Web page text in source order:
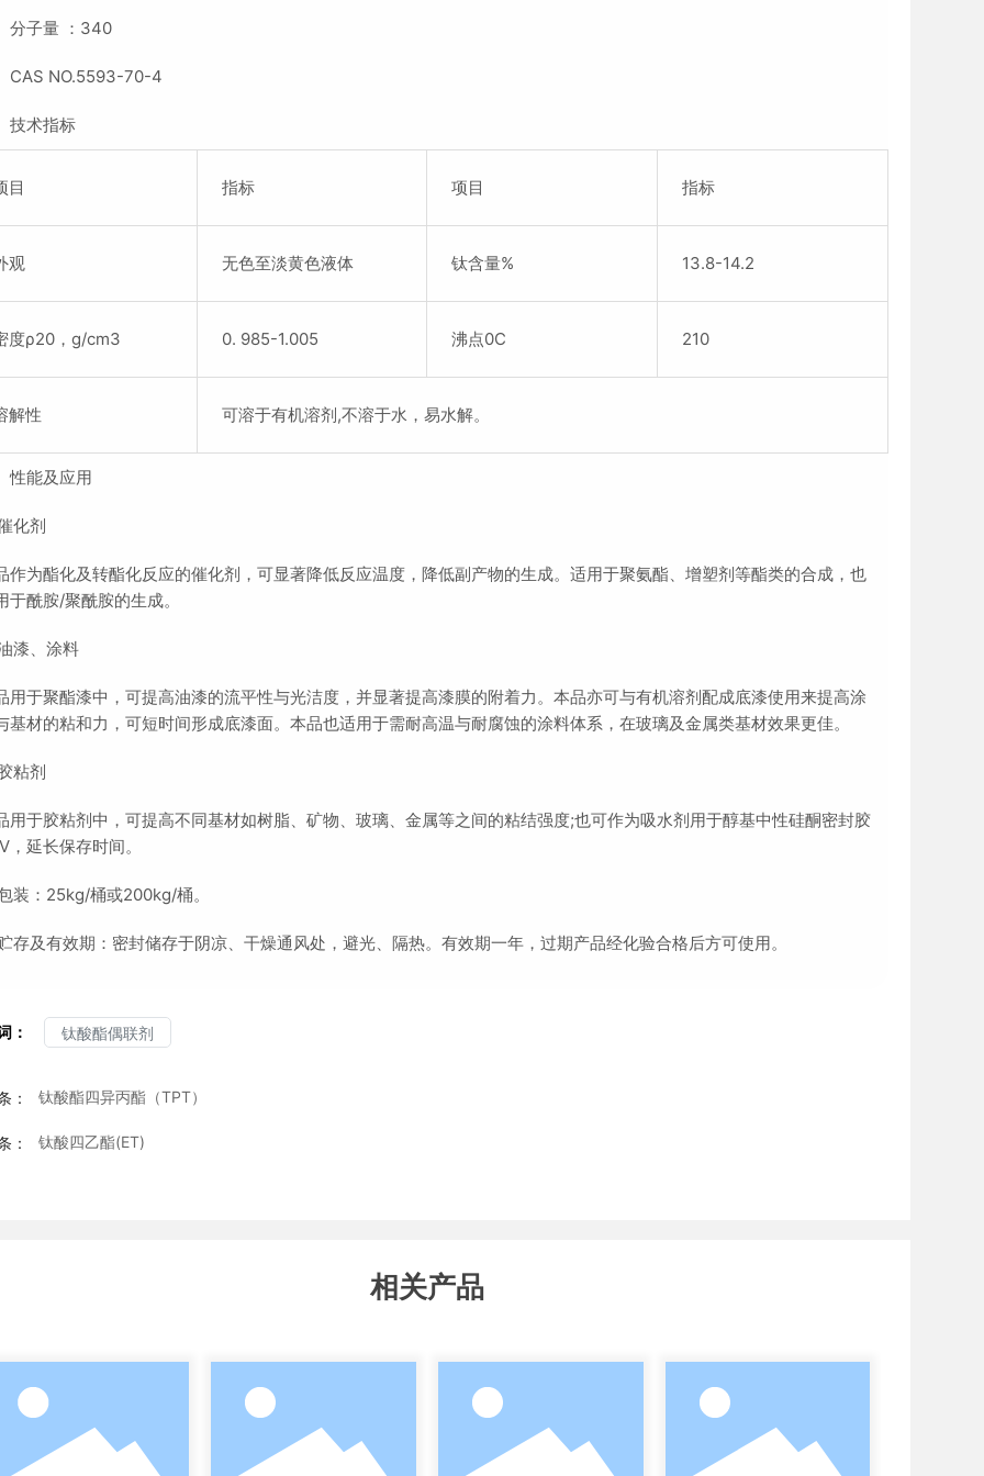
分子量 ：340
CAS NO.5593-70-4
技术指标
目 指标 项目 指标
观 无色至淡黄色液体 钛含量% 13.8-14.2
度ρ20，g/cm3 0. 985-1.005 沸点0C 210
解性 可溶于有机溶剂,不溶于水，易水解。
性能及应用
化剂
作为酯化及转酯化反应的催化剂，可显著降低反应温度，降低副产物的生成。适用于聚氨酯、增塑剂等酯类的合成，也
于酰胺/聚酰胺的生成。
漆、涂料
用于聚酯漆中，可提高油漆的流平性与光洁度，并显著提高漆膜的附着力。本品亦可与有机溶剂配成底漆使用来提高涂
基材的粘和力，可短时间形成底漆面。本品也适用于需耐高温与耐腐蚀的涂料体系，在玻璃及金属类基材效果更佳。
粘剂
用于胶粘剂中，可提高不同基材如树脂、矿物、玻璃、金属等之间的粘结强度;也可作为吸水剂用于醇基中性硅酮密封胶
，延长保存时间。
装：25kg/桶或200kg/桶。
存及有效期：密封储存于阴凉、干燥通风处，避光、隔热。有效期一年，过期产品经化验合格后方可使用。
： 钛酸酯偶联剂
： 钛酸酯四异丙酯（TPT）
： 钛酸四乙酯(ET)
相关产品